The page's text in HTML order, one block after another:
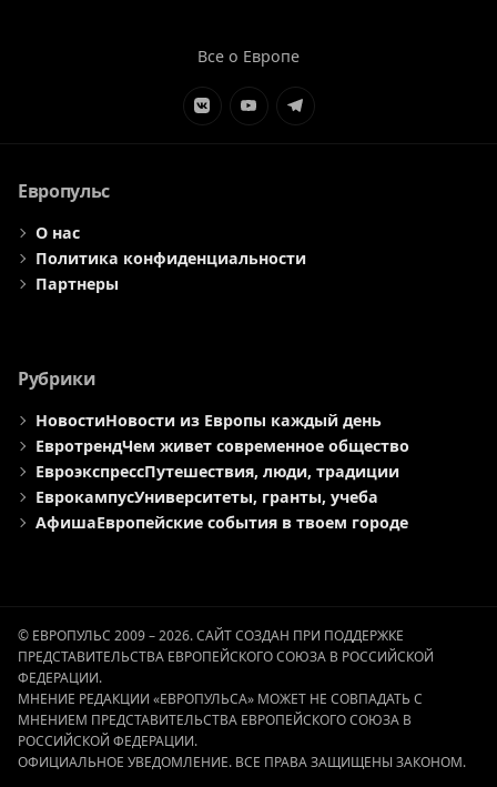
Все о Европе
ЭлементЭлементЭлемент
Европульс
О нас
Политика конфиденциальности
Партнеры
Рубрики
НовостиНовости из Европы каждый день
ЕвротрендЧем живет современное общество
ЕвроэкспрессПутешествия, люди, традиции
ЕврокампусУниверситеты, гранты, учеба
АфишаЕвропейские события в твоем городе
© ЕВРОПУЛЬС 2009 – 2026. САЙТ СОЗДАН ПРИ ПОДДЕРЖКЕ
ПРЕДСТАВИТЕЛЬСТВА ЕВРОПЕЙСКОГО СОЮЗА В РОССИЙСКОЙ
ФЕДЕРАЦИИ.
МНЕНИЕ РЕДАКЦИИ «ЕВРОПУЛЬСА» МОЖЕТ НЕ СОВПАДАТЬ С
МНЕНИЕМ ПРЕДСТАВИТЕЛЬСТВА ЕВРОПЕЙСКОГО СОЮЗА В
РОССИЙСКОЙ ФЕДЕРАЦИИ.
ОФИЦИАЛЬНОЕ УВЕДОМЛЕНИЕ. ВСЕ ПРАВА ЗАЩИЩЕНЫ ЗАКОНОМ.